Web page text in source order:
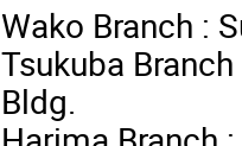
Wako Branch :
Tsukuba
Bldg.